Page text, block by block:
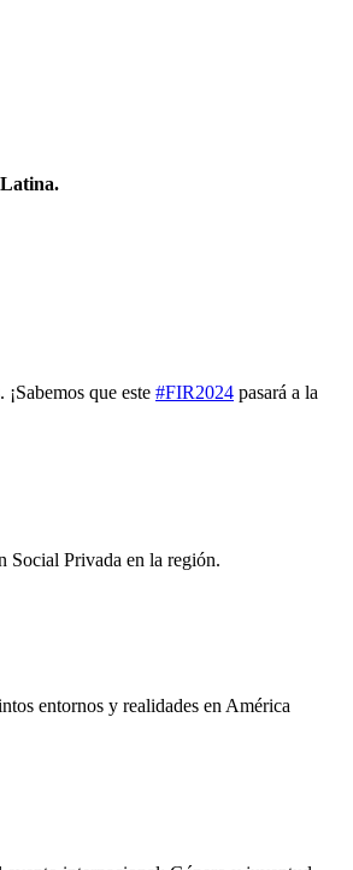
que este #FIR2024 pasará a la
Social Privada en la región.
entornos y realidades en América